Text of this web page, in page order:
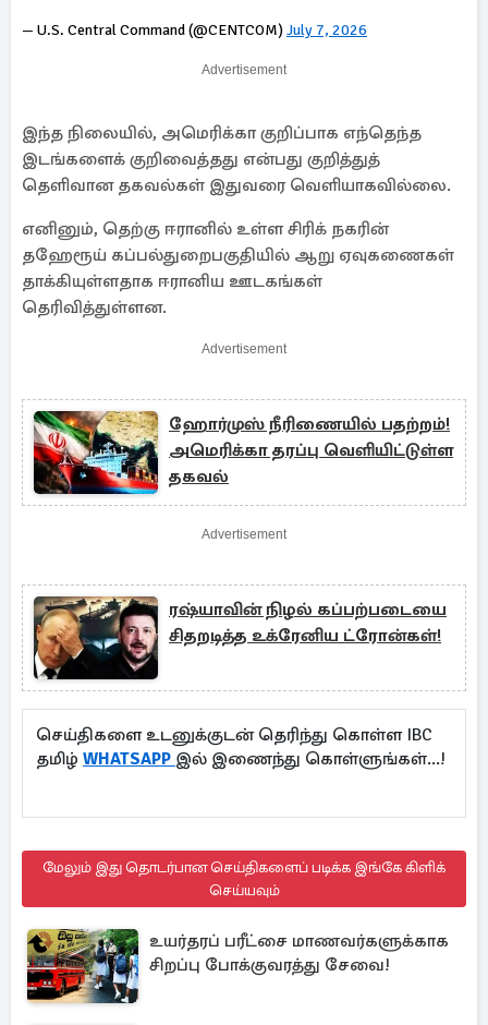
— U.S. Central Command (@CENTCOM) July 7, 2026
Advertisement
இந்த நிலையில், அமெரிக்கா குறிப்பாக எந்தெந்த
இடங்களைக் குறிவைத்தது என்பது குறித்துத்
தெளிவான தகவல்கள் இதுவரை வெளியாகவில்லை.
எனினும், தெற்கு ஈரானில் உள்ள சிரிக் நகரின்
தஹேரூய் கப்பல்துறைபகுதியில் ஆறு ஏவுகணைகள்
தாக்கியுள்ளதாக ஈரானிய ஊடகங்கள்
தெரிவித்துள்ளன.
Advertisement
ஹோர்முஸ் நீரிணையில் பதற்றம்!
அமெரிக்கா தரப்பு வெளியிட்டுள்ள
தகவல்
Advertisement
ரஷ்யாவின் நிழல் கப்பற்படையை
சிதறடித்த உக்ரேனிய ட்ரோன்கள்!
செய்திகளை உடனுக்குடன் தெரிந்து கொள்ள IBC
தமிழ் WHATSAPP இல் இணைந்து கொள்ளுங்கள்...!
மேலும் இது தொடர்பான செய்திகளைப் படிக்க இங்கே கிளிக்
செய்யவும்
உயர்தரப் பரீட்சை மாணவர்களுக்காக
சிறப்பு போக்குவரத்து சேவை!